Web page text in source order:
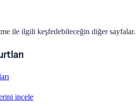
ile ilgili keşfedebileceğin diğer sayfalar.
incele